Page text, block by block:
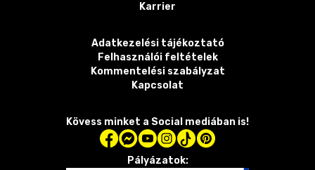
Karrier
Adatkezelési tájékoztató
Felhasználói feltételek
Kommentelési szabályzat
Kapcsolat
Kövess minket a Social mediában is!
Pályázatok: